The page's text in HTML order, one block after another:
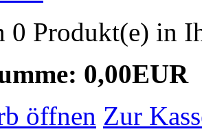
0 Produkt(e) in
0,00EUR
öffnen Zur